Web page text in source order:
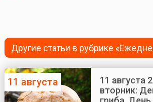
Другие статьи в рубрике
11 августа
11 августа
вторник: